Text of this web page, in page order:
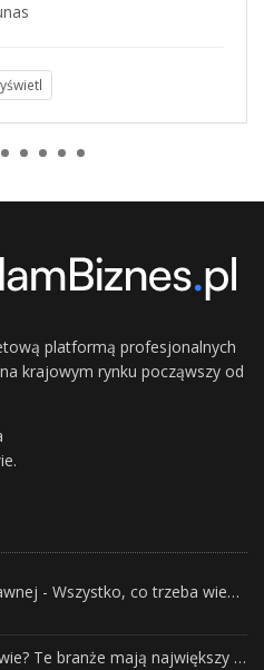
platformą profesjonalnych
krajowym rynku począwszy od
Sprzedaż udziałów w spółce jawnej - Wszystko, co trzeba wiedzieć.
Własna firma chodzi Ci po głowie? Te branże mają największy potencjał rozwoju